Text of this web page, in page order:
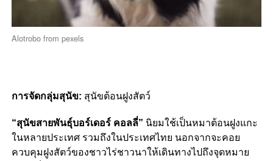
Alotrobo from pexels
การจัดกลุ่มสุนัข: สุนัขต้อนฝูงสัตว์
“สุนัขสายพันธุ์บอร์เดอร์ คอลลี่” นิยมใช้เป็นหมาต้อนฝูงแกะ
ในหลายประเทศ รวมถึงในประเทศไทย นอกจากจะคอย
ควบคุมฝูงสัตว์ของชาวไร่ชาวนาให้เดินทางไปถึงจุดหมาย